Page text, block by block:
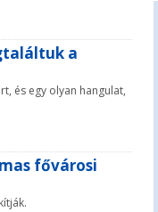
a
és egy olyan hangulat,
fővárosi